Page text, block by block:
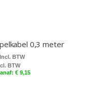
0,3 meter
€ 9,15